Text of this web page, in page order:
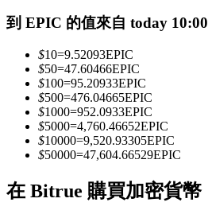
坐享盈利分成和跟單分傭
合約資訊
到 EPIC 的值來自 today 10:00
$10=9.52093EPIC
$50=47.60466EPIC
$100=95.20933EPIC
$500=476.04665EPIC
$1000=952.0933EPIC
$5000=4,760.46652EPIC
$10000=9,520.93305EPIC
$50000=47,604.66529EPIC
在 Bitrue 購買加密貨幣